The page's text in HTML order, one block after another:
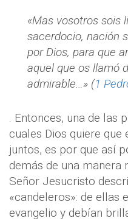
«Mas vosotros sois
sacerdocio, nación
por Dios, para que
aquel que os llamó
admirable…» (1
. Entonces, una de las
cuales Dios quiere que
juntos, es por que así
demás de una manera
Señor Jesucristo
«candeleros»: de ellas
evangelio y debían